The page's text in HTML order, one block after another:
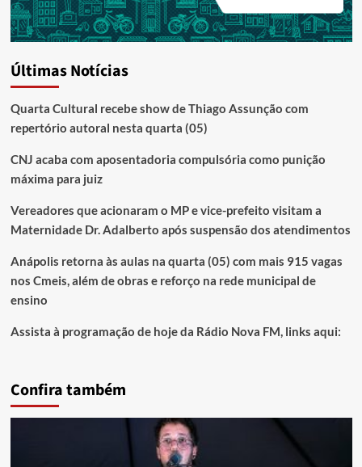
Últimas Notícias
Quarta Cultural recebe show de Thiago Assunção com
repertório autoral nesta quarta (05)
CNJ acaba com aposentadoria compulsória como punição
máxima para juiz
Vereadores que acionaram o MP e vice-prefeito visitam a
Maternidade Dr. Adalberto após suspensão dos atendimentos
Anápolis retorna às aulas na quarta (05) com mais 915 vagas
nos Cmeis, além de obras e reforço na rede municipal de
ensino
Assista à programação de hoje da Rádio Nova FM, links aqui:
Confira também